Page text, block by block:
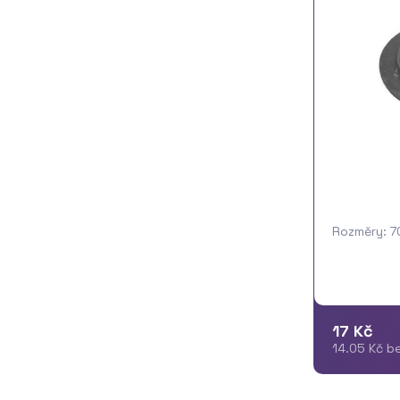
Rozměry:
17 Kč
14.05 Kč